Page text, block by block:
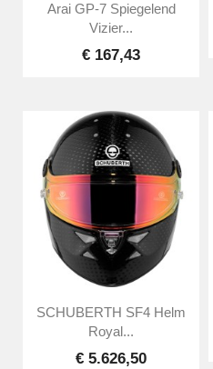
Arai GP-7 Spiegelend
Vizier...
€ 167,43
SCHUBERTH SF4 Helm
Royal...
€ 5.626,50